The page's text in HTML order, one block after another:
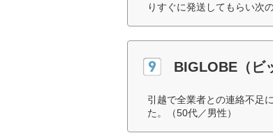
りすぐに発送してもらい次
BIGLOBE（ビ
引越で全業者との連絡不足
た。（50代／男性）